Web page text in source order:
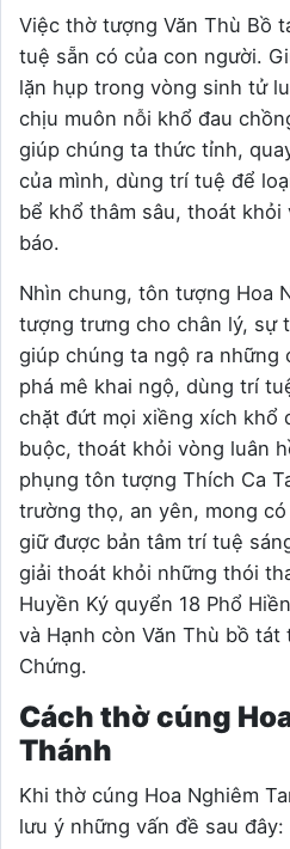
Việc thờ tượng Văn Thù Bồ
tuệ sẵn có của con người.
lặn hụp trong vòng sinh tử
chịu muôn nỗi khổ đau
giúp chúng ta thức tỉnh,
của mình, dùng trí tuệ để
bể khổ thâm sâu, thoát
báo.
Nhìn chung, tôn tượng Hoa
tượng trưng cho chân lý, sự
giúp chúng ta ngộ ra những
phá mê khai ngộ, dùng trí
chặt đứt mọi xiềng xích khổ
buộc, thoát khỏi vòng luân
phụng tôn tượng Thích Ca
trường thọ, an yên, mong
giữ được bản tâm trí tuệ
giải thoát khỏi những thói
Huyền Ký quyển 18 Phổ
và Hạnh còn Văn Thù bồ
Chứng.
Cách thờ cúng
Thánh
Khi thờ cúng Hoa Nghiêm
lưu ý những vấn đề sau đây: